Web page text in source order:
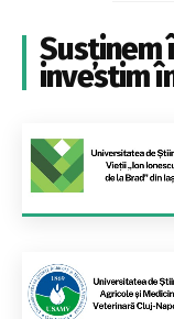
Susținem
investim